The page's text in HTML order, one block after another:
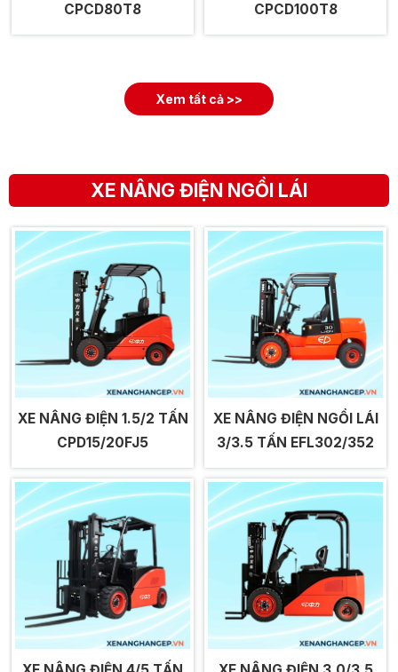
CPCD80T8
CPCD100T8
Xem tất cả >>
XE NÂNG ĐIỆN NGỒI LÁI
XE NÂNG ĐIỆN 1.5/2 TẤN
CPD15/20FJ5
XE NÂNG ĐIỆN NGỒI LÁI
3/3.5 TẤN EFL302/352